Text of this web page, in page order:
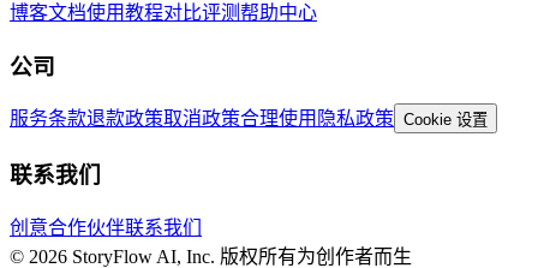
博客文档使用教程对比评测帮助中心
公司
服务条款退款政策取消政策合理使用 隐私政策 Cookie 设置
联系我们
创意合作伙伴联系我们
© 2026 StoryFlow AI, Inc. 版权所有为创作者而生